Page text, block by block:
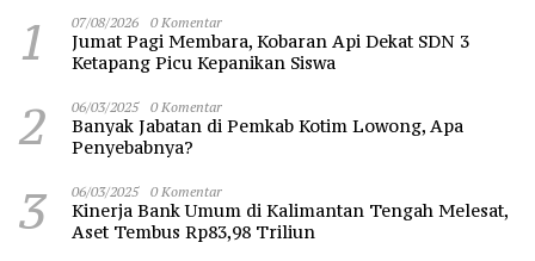
1 07/08/2026 0 Komentar
Jumat Pagi Membara, Kobaran Api Dekat SDN 3
Ketapang Picu Kepanikan Siswa
2 06/03/2025 0 Komentar
Banyak Jabatan di Pemkab Kotim Lowong, Apa
Penyebabnya?
3 06/03/2025 0 Komentar
Kinerja Bank Umum di Kalimantan Tengah Melesat,
Aset Tembus Rp83,98 Triliun